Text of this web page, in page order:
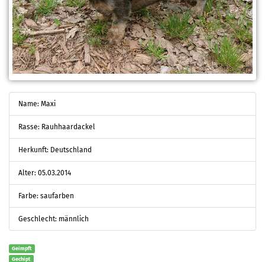
Name: Maxi
Rasse: Rauhhaardackel
Herkunft: Deutschland
Alter: 05.03.2014
Farbe: saufarben
Geschlecht: männlich
Geimpft
Gechipt